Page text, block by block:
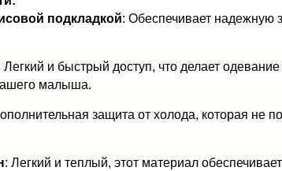
подкладкой: Обеспечивает надежную
Легкий и быстрый доступ, что делает
малыша.
защита от холода, которая не
: Легкий и теплый, этот материал